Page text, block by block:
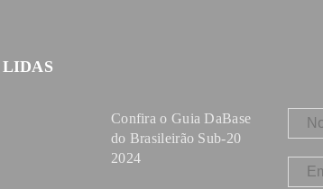
LIDAS
Confira o Guia DaBase
do Brasileirão Sub-20
2024